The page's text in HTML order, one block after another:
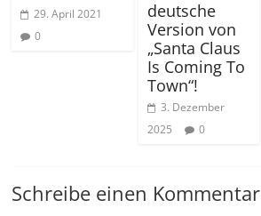
29. April 2021
0
deutsche
Version von
„Santa Claus
Is Coming To
Town“!
3. Dezember
2025
0
Schreibe einen Kommentar